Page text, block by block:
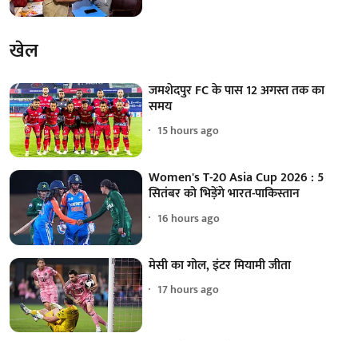
खेल
जमशेदपुर FC के पास 12 अगस्त तक का
समय
15 hours ago
Women's T-20 Asia Cup 2026 : 5
सितंबर को भिड़ेंगे भारत-पाकिस्तान
16 hours ago
मेसी का गोल, इंटर मियामी जीता
17 hours ago